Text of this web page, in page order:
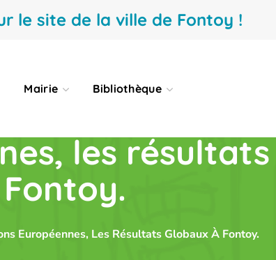
le site de la ville de Fontoy !
Mairie Bibliothèque
les
Fontoy.
Européennes, Les Résultats Globaux À Fontoy.